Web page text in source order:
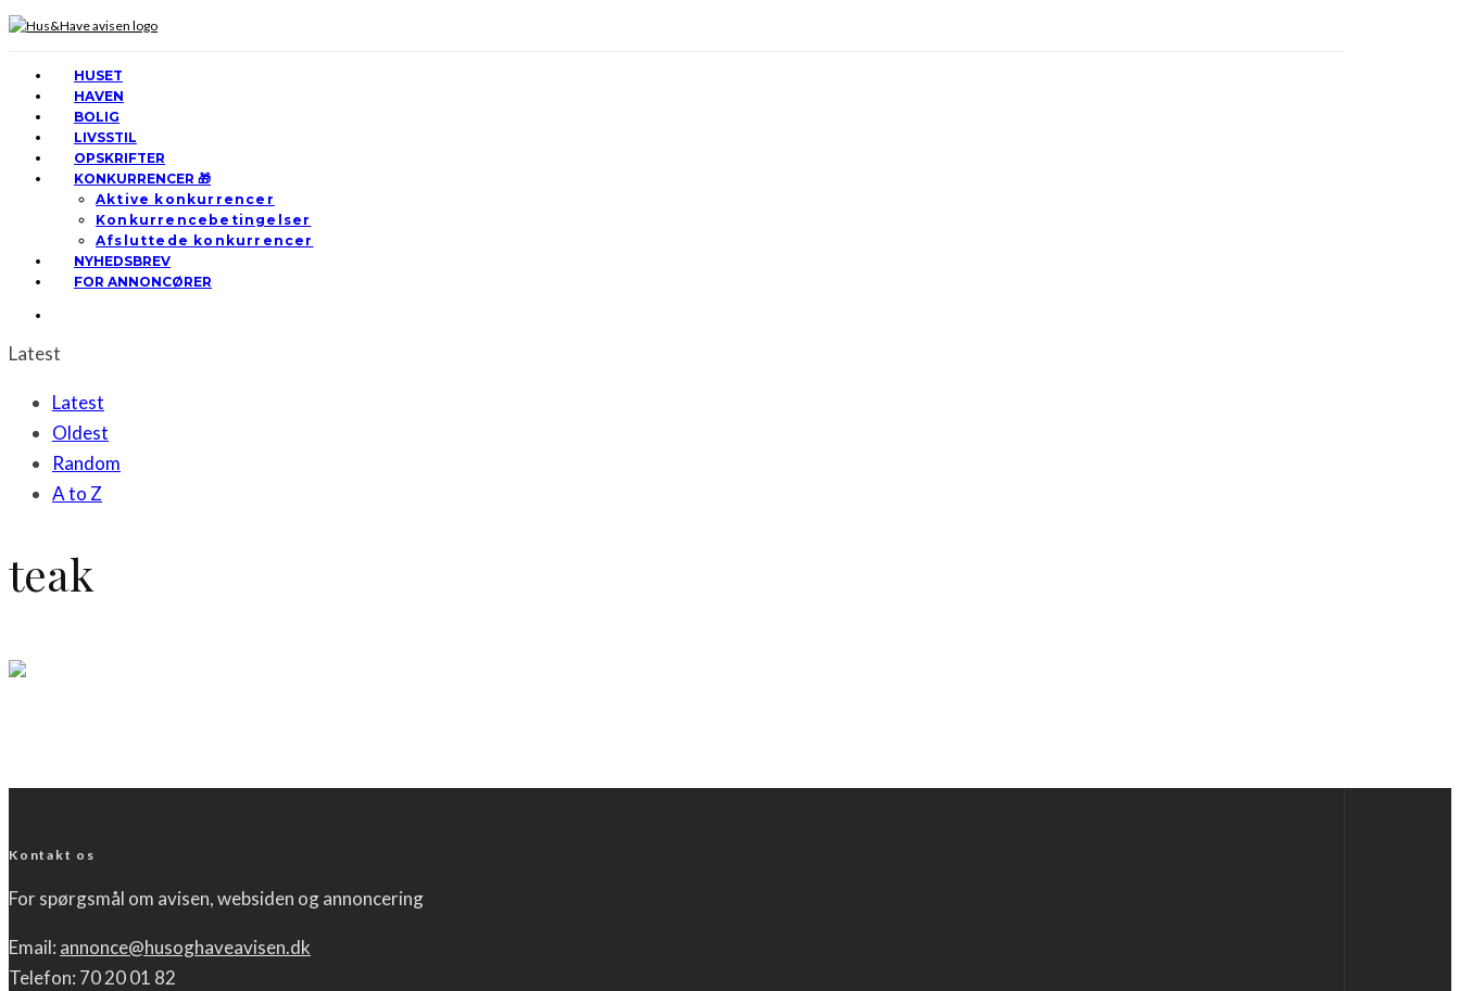
HUSET
HAVEN
BOLIG
LIVSSTIL
OPSKRIFTER
KONKURRENCER 🎁
Aktive konkurrencer
Konkurrencebetingelser
Afsluttede konkurrencer
NYHEDSBREV
FOR ANNONCØRER
Latest
Latest
Oldest
Random
A to Z
teak
Kontakt os
For spørgsmål om avisen, websiden og annoncering
Email: annonce@husoghaveavisen.dk
Telefon: 70 20 01 82